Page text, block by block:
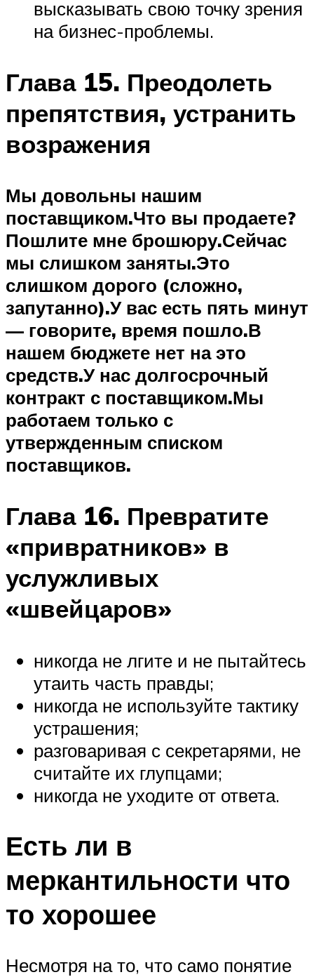
высказывать свою точку зрения
на бизнес-проблемы.
Глава 15. Преодолеть
препятствия, устранить
возражения
Мы довольны нашим
поставщиком.Что вы продаете?
Пошлите мне брошюру.Сейчас
мы слишком заняты.Это
слишком дорого (сложно,
запутанно).У вас есть пять минут
— говорите, время пошло.В
нашем бюджете нет на это
средств.У нас долгосрочный
контракт с поставщиком.Мы
работаем только с
утвержденным списком
поставщиков.
Глава 16. Превратите
«привратников» в
услужливых
«швейцаров»
никогда не лгите и не пытайтесь
утаить часть правды;
никогда не используйте тактику
устрашения;
разговаривая с секретарями, не
считайте их глупцами;
никогда не уходите от ответа.
Есть ли в
меркантильности что
то хорошее
Несмотря на то, что само понятие